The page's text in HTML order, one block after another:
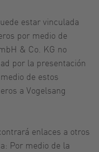
estar vinculada
por medio de
& Co. KG no
por la presentación
de estos
a Vogelsang
enlaces a otros
Por medio de la